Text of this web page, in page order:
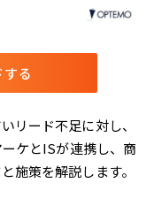
る
リード不足に対し、
ケとISが連携し、商
施策を解説します。